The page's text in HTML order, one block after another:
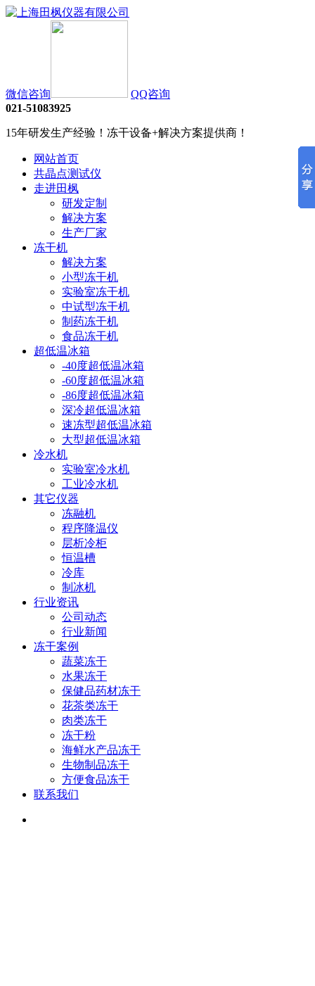
微信咨询
QQ咨询
021-51083925
15年研发生产经验！冻干设备+解决方案提供商！
网站首页
共晶点测试仪
走进田枫
研发定制
解决方案
生产厂家
冻干机
解决方案
小型冻干机
实验室冻干机
中试型冻干机
制药冻干机
食品冻干机
超低温冰箱
-40度超低温冰箱
-60度超低温冰箱
-86度超低温冰箱
深冷超低温冰箱
速冻型超低温冰箱
大型超低温冰箱
冷水机
实验室冷水机
工业冷水机
其它仪器
冻融机
程序降温仪
层析冷柜
恒温槽
冷库
制冰机
行业资讯
公司动态
行业新闻
冻干案例
蔬菜冻干
水果冻干
保健品药材冻干
花茶类冻干
肉类冻干
冻干粉
海鲜水产品冻干
生物制品冻干
方便食品冻干
联系我们